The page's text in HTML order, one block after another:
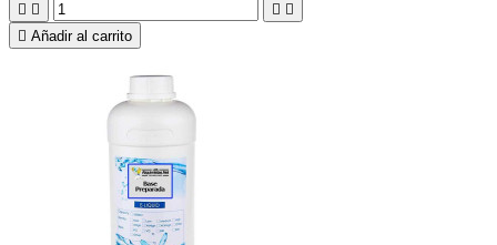
   
 Añadir al carrito